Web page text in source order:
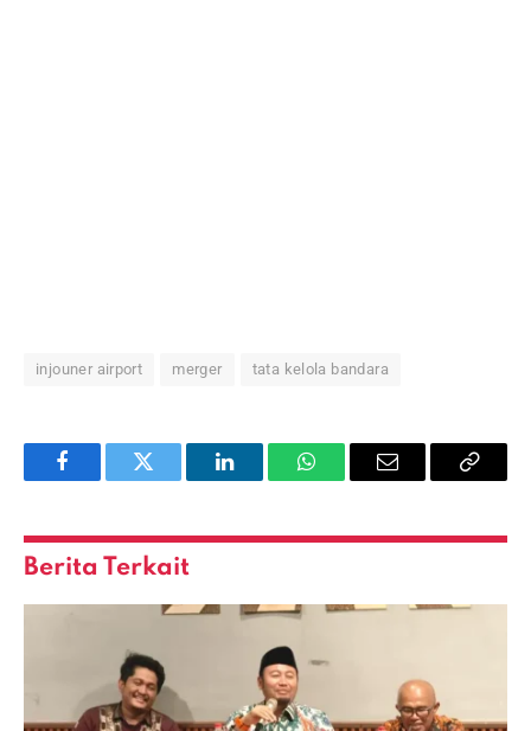
injouner airport merger tata kelola bandara
FacebookTwitter LinkedInWhatsAppEmail
Copy
Berita Terkait